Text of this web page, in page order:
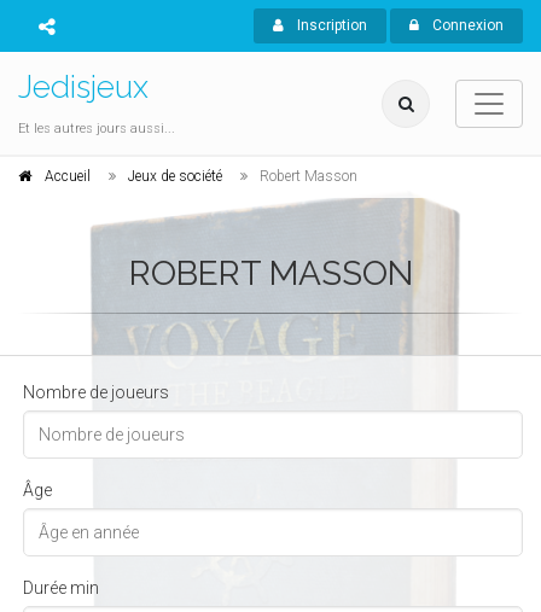
Inscription Connexion
Jedisjeux
Et les autres jours aussi...
Accueil Jeux de société Robert Masson
ROBERT MASSON
Nombre de joueurs
Âge
Durée min